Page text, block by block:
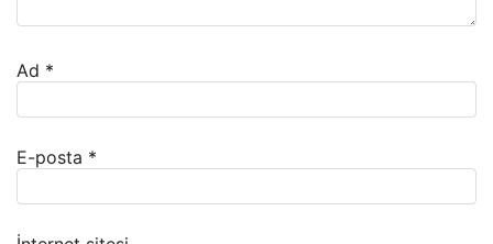
Ad *
E-posta *